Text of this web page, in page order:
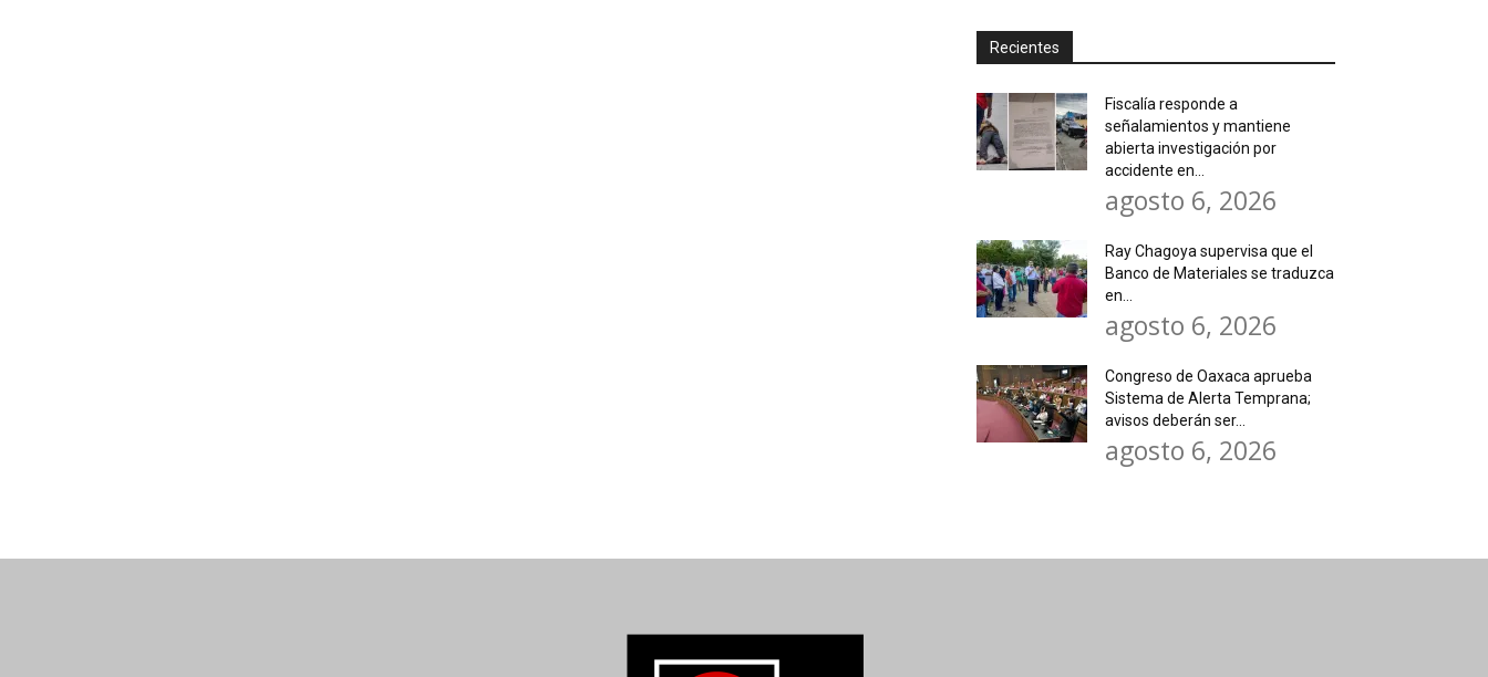
Recientes
Fiscalía responde a
señalamientos y mantiene
abierta investigación por
accidente en...
agosto 6, 2026
Ray Chagoya supervisa que el
Banco de Materiales se traduzca
en...
agosto 6, 2026
Congreso de Oaxaca aprueba
Sistema de Alerta Temprana;
avisos deberán ser...
agosto 6, 2026